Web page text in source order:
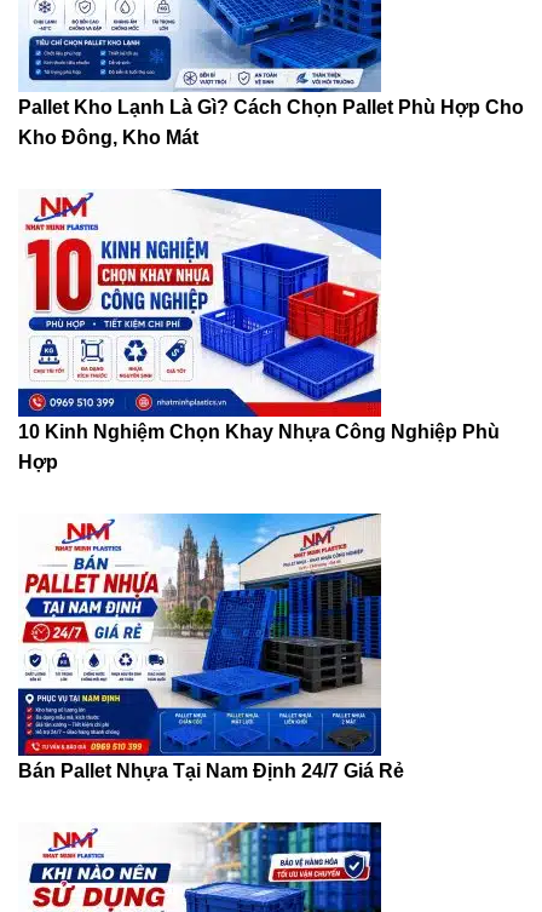
Pallet Kho Lạnh Là Gì? Cách Chọn Pallet Phù Hợp Cho
Kho Đông, Kho Mát
10 Kinh Nghiệm Chọn Khay Nhựa Công Nghiệp Phù
Hợp
Bán Pallet Nhựa Tại Nam Định 24/7 Giá Rẻ